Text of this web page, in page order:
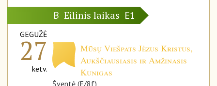
B Eilinis laikas E1
GEGUŽĖ
27
ketv.
Mūsų Viešpats Jėzus Kristus,
Aukščiausiasis ir Amžinasis
Kunigas
Šventė (F/8f)